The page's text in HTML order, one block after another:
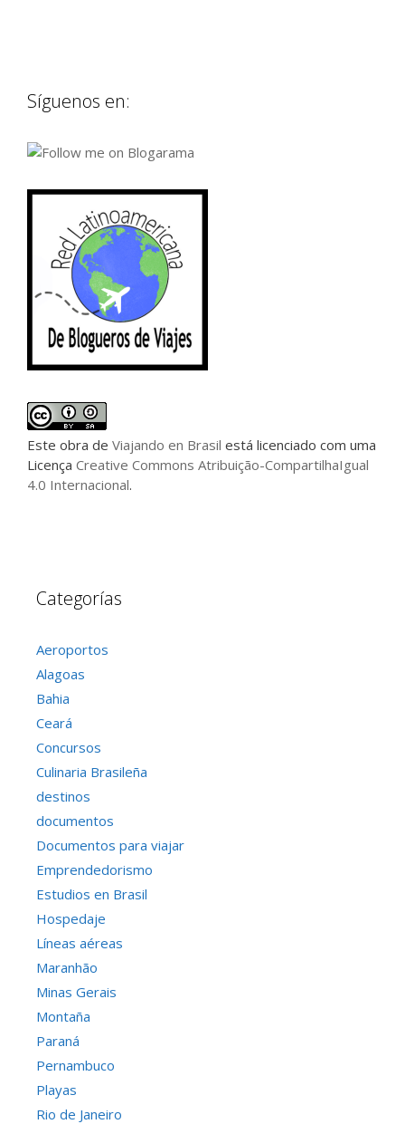
Síguenos en:
Este obra de Viajando en Brasil está licenciado com uma
Licença Creative Commons Atribuição-CompartilhaIgual
4.0 Internacional.
Categorías
Aeroportos
Alagoas
Bahia
Ceará
Concursos
Culinaria Brasileña
destinos
documentos
Documentos para viajar
Emprendedorismo
Estudios en Brasil
Hospedaje
Líneas aéreas
Maranhão
Minas Gerais
Montaña
Paraná
Pernambuco
Playas
Rio de Janeiro